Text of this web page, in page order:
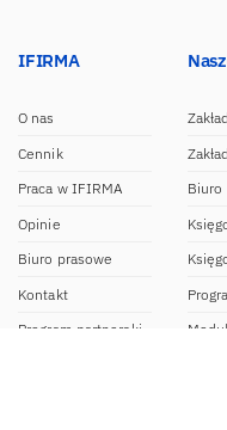
IFIRMA
O nas
Cennik
Praca w IFIRMA
Opinie
Biuro prasowe
Kontakt
Program partnerski
Biuro